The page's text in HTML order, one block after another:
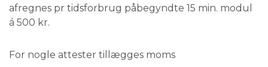
afregnes pr tidsforbrug påbegyndte 15 min. modul
á 500 kr.
For nogle attester tillægges moms